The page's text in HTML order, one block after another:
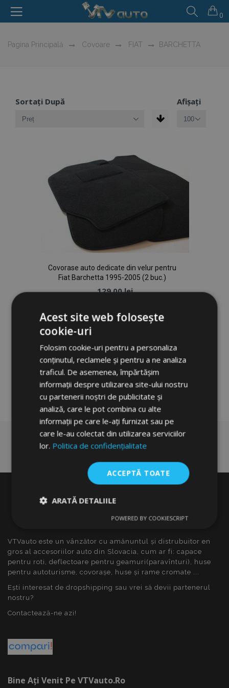
0
Pagina Principală Covoare FIAT BARCHETTA
Sortați După Afișați
Covorase auto dedicate din velur pentru
Fiat Barchetta 1995-2005 (2 buc.)
129,00 lei
Adauga In Cos
de
Dorințe
VTVauto este un vânzător cu amănuntul și distrubuitor en
gros al accesoriilor auto din Slovacia, cum ar fi: capace
pentru roti, deflectoare pentru geamuri(paravînturi), huse
pentru autoturisme, covorașe, huse și rame cromate ...
Ești interesat de dropshipping sau vrei să devii partenerul
nostru?
Contactează-ne azi!
Bine Ați Venit Pe VTVauto.ro
Acest site web folosește
cookie-uri
Folosim cookie-uri pentru a personaliza
conținutul, reclamele și pentru a ne analiza
traficul. De asemenea, împărtășim
informații despre utilizarea site-ului nostru
cu partenerii noștri de publicitate și
analiză, care le pot combina cu alte
informații pe care le-ați furnizat sau pe
care le-au colectat din utilizarea serviciilor
lor. Politica de confidențialitate
ACCEPTĂ TOATE
ARATĂ DETALIILE
De
De
De funcţionalitate
Cookie-urile strict necesare permit
funcționalitatea principală a site-ului web, cum ar
POWERED BY COOKIESCRIPT